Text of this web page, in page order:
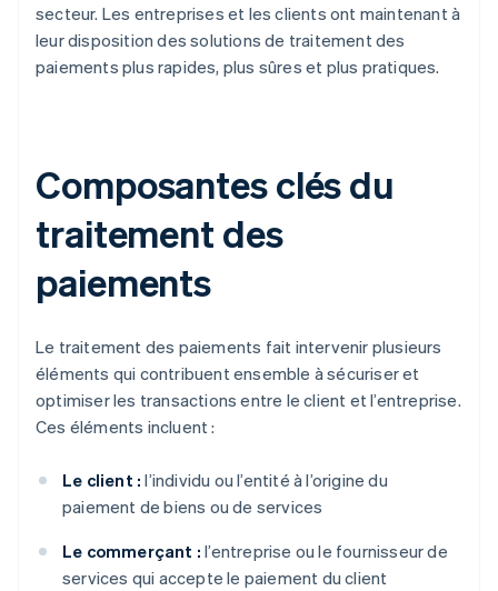
secteur. Les entreprises et les clients ont maintenant à
leur disposition des solutions de traitement des
paiements plus rapides, plus sûres et plus pratiques.
Composantes clés du
traitement des
paiements
Le traitement des paiements fait intervenir plusieurs
éléments qui contribuent ensemble à sécuriser et
optimiser les transactions entre le client et l’entreprise.
Ces éléments incluent :
Le client : l’individu ou l’entité à l’origine du
paiement de biens ou de services
Le commerçant : l’entreprise ou le fournisseur de
services qui accepte le paiement du client